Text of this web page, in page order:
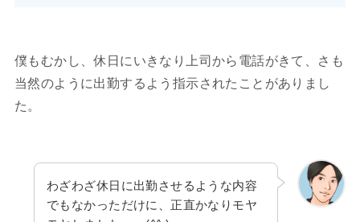
僕もむかし、休日にいきなり上司から電話がきて、さも
当然のように出勤するよう指示されたことがありまし
た。
わざわざ休日に出勤させるような内容
でもなかっただけに、正直かなりモヤ